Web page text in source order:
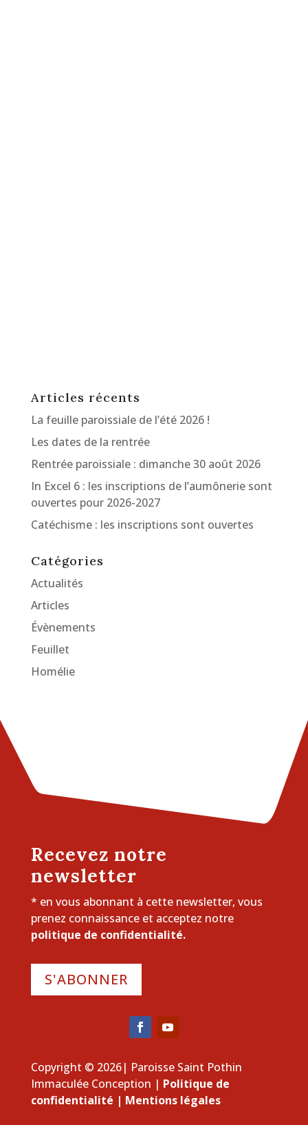
Articles récents
La feuille paroissiale de l’été 2026 !
Les dates de la rentrée
Rentrée paroissiale : dimanche 30 août 2026
In Excel 6 : les inscriptions de l’aumônerie sont
ouvertes pour 2026-2027
Catéchisme : les inscriptions sont ouvertes
Catégories
Actualités
Articles
Évènements
Feuillet
Homélie
Recevez notre
newsletter
* en vous abonnant à cette newsletter, vous
prenez connaissance et acceptez notre
politique de confidentialité.
S'ABONNER
Copyright © 2026| Paroisse Saint Pothin
Immaculée Conception | Politique de
confidentialité | Mentions légales